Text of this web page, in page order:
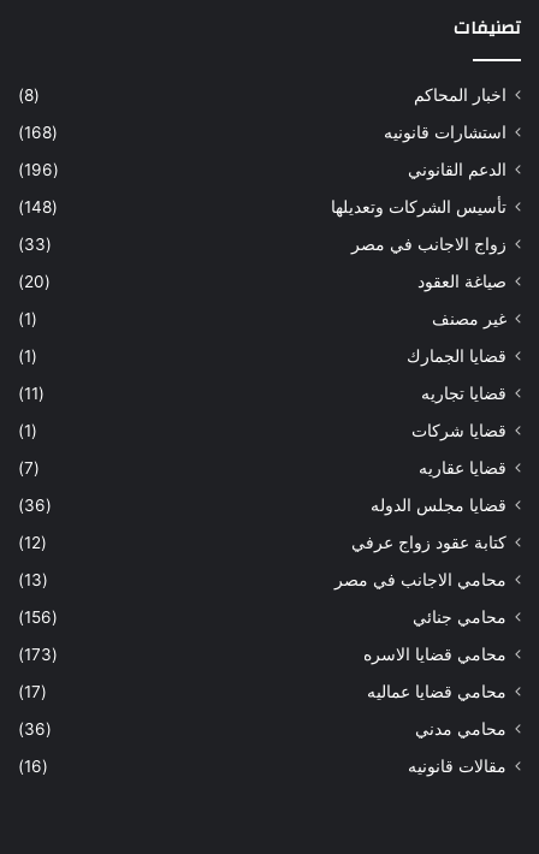
تصنيفات
اخبار المحاكم
(8)
استشارات قانونيه
(168)
الدعم القانوني
(196)
تأسيس الشركات وتعديلها
(148)
زواج الاجانب في مصر
(33)
صياغة العقود
(20)
غير مصنف
(1)
قضايا الجمارك
(1)
قضايا تجاريه
(11)
قضايا شركات
(1)
قضايا عقاريه
(7)
قضايا مجلس الدوله
(36)
كتابة عقود زواج عرفي
(12)
محامي الاجانب في مصر
(13)
محامي جنائي
(156)
محامي قضايا الاسره
(173)
محامي قضايا عماليه
(17)
محامي مدني
(36)
مقالات قانونيه
(16)